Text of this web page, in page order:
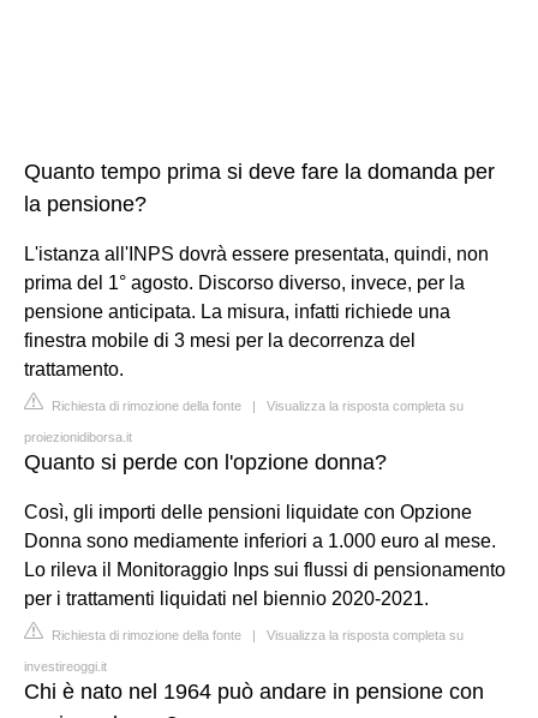
Quanto tempo prima si deve fare la domanda per
la pensione?
L'istanza all'INPS dovrà essere presentata, quindi, non
prima del 1° agosto. Discorso diverso, invece, per la
pensione anticipata. La misura, infatti richiede una
finestra mobile di 3 mesi per la decorrenza del
trattamento.
Richiesta di rimozione della fonte | Visualizza la risposta completa su
proiezionidiborsa.it
Quanto si perde con l'opzione donna?
Così, gli importi delle pensioni liquidate con Opzione
Donna sono mediamente inferiori a 1.000 euro al mese.
Lo rileva il Monitoraggio Inps sui flussi di pensionamento
per i trattamenti liquidati nel biennio 2020-2021.
Richiesta di rimozione della fonte | Visualizza la risposta completa su
investireoggi.it
Chi è nato nel 1964 può andare in pensione con